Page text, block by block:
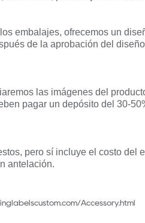
embalajes, ofrecemos un
de la aprobación del
las imágenes del
pagar un depósito del 30-
pero sí incluye el costo del
antelación.
Accessory.html